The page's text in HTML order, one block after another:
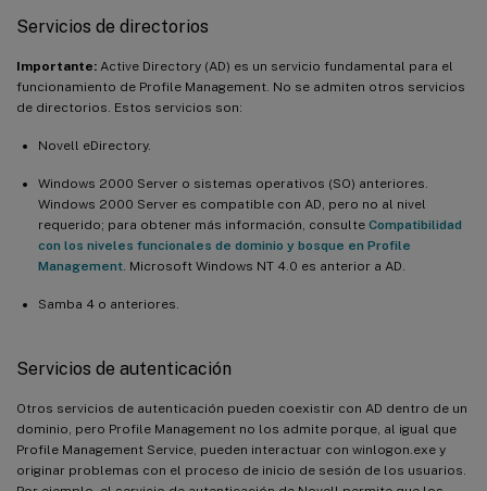
Servicios de directorios
Importante: Active Directory (AD) es un servicio fundamental para el
funcionamiento de Profile Management. No se admiten otros servicios
de directorios. Estos servicios son:
Novell eDirectory.
Windows 2000 Server o sistemas operativos (SO) anteriores.
Windows 2000 Server es compatible con AD, pero no al nivel
requerido; para obtener más información, consulte Compatibilidad
con los niveles funcionales de dominio y bosque en Profile
Management . Microsoft Windows NT 4.0 es anterior a AD.
Samba 4 o anteriores.
Servicios de autenticación
Otros servicios de autenticación pueden coexistir con AD dentro de un
dominio, pero Profile Management no los admite porque, al igual que
Profile Management Service, pueden interactuar con winlogon.exe y
originar problemas con el proceso de inicio de sesión de los usuarios.